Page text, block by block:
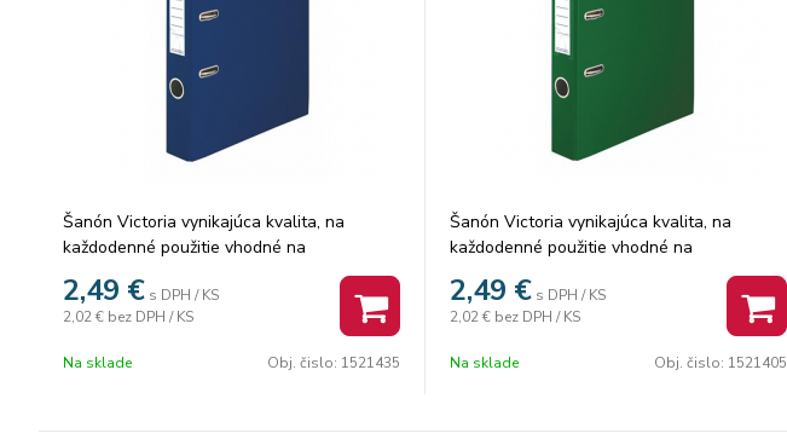
Šanón Victoria vynikajúca kvalita, na
každodenné použitie vhodné na
uchovávanie dokumentov A4 bez spodného
kovania, chráni nábytok zvonka PVC
povrch, zvnútra kartón v 11 farbách
otvorom
2,49 € s DPH / KS
2,02 € bez DPH / KS
Na sklade Obj. čislo: 1521435
Šanón Victoria vynikajúca kvalita, na
každodenné použitie vhodné na
uchovávanie dokumentov A4 bez spodného
kovania, chráni nábytok zvonka PVC
povrch, zvnútra kartón v 11 farbách
otvorom
2,49 € s DPH / KS
2,02 € bez DPH / KS
Na sklade Obj. čislo: 1521405